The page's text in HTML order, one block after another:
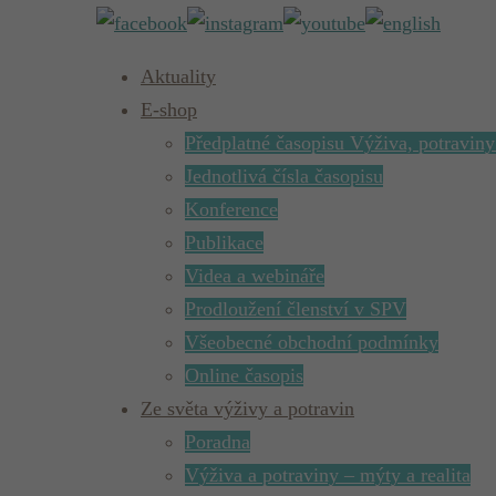
Aktuality
E-shop
Předplatné časopisu Výživa,
Jednotlivá čísla časopisu
Konference
Publikace
Videa a webináře
Prodloužení členství v SPV
Všeobecné obchodní podmínky
Online časopis
Ze světa výživy a potravin
Poradna
Výživa a potraviny – mýty a realita